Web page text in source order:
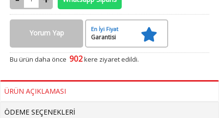
Yorum Yap En İyi Fiyat
Garantisi
Bu ürün daha önce 902kere ziyaret edildi.
ÜRÜN AÇIKLAMASI
ÖDEME SEÇENEKLERI